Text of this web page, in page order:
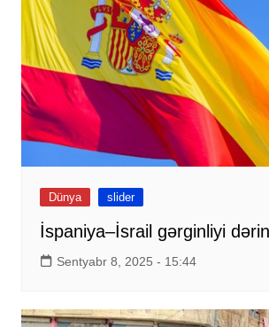
Dünya slider
İspaniya–İsrail gərginliyi
Sentyabr 8, 2025 - 15:44